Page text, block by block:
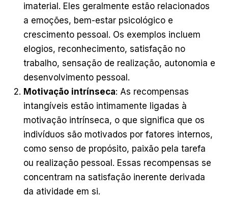
imaterial. Eles geralmente estão relacionados
a emoções, bem-estar psicológico e
crescimento pessoal. Os exemplos incluem
elogios, reconhecimento, satisfação no
trabalho, sensação de realização, autonomia e
desenvolvimento pessoal.
Motivação intrínseca: As recompensas
intangíveis estão intimamente ligadas à
motivação intrínseca, o que significa que os
indivíduos são motivados por fatores internos,
como senso de propósito, paixão pela tarefa
ou realização pessoal. Essas recompensas se
concentram na satisfação inerente derivada
da atividade em si.